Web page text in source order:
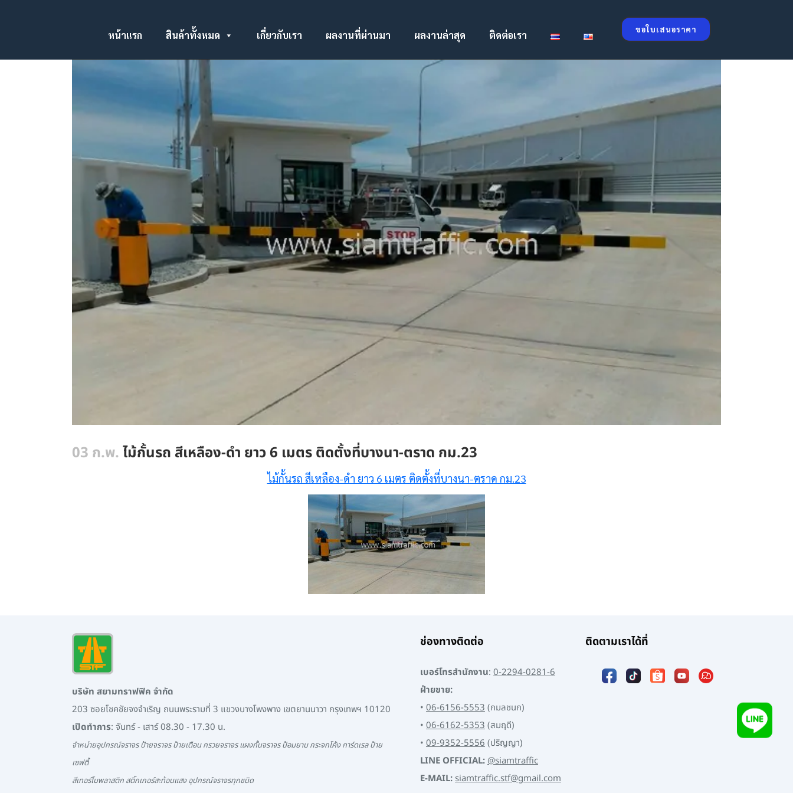
ขอใบเสนอราคา
หน้าแรก สินค้าทั้งหมด เกี่ยวกับเรา ผลงานที่ผ่านมา ผลงานล่าสุด ติดต่อเรา
03 ก.พ.ไม้กั้นรถ สีเหลือง-ดำ ยาว 6 เมตร ติดตั้งที่บางนา-ตราด กม.23
ไม้กั้นรถ สีเหลือง-ดำ ยาว 6 เมตร ติดตั้งที่บางนา-ตราด กม.23
บริษัท สยามทราฟฟิค จำกัด
203 ซอยโชคชัยจงจำเริญ ถนนพระรามที่ 3 แขวงบางโพงพาง เขตยานนาวา กรุงเทพฯ 10120
เปิดทำการ: จันทร์ - เสาร์ 08.30 - 17.30 น.
จำหน่ายอุปกรณ์จราจร ป้ายจราจร ป้ายเตือน กรวยจราจร แผงกั้นจราจร ป้อมยาม กระจกโค้ง การ์ดเรล ป้าย
เซฟตี้
สีเทอร์โมพลาสติก สติ๊กเกอร์สะท้อนแสง อุปกรณ์จราจรทุกชนิด
ช่องทางติดต่อ
เบอร์โทรสำนักงาน: 0-2294-0281-6
ฝ่ายขาย:
• 06-6156-5553(กมลชนก)
• 06-6162-5353(สมฤดี)
• 09-9352-5556(ปริญญา)
LINE OFFICIAL:@siamtraffic
E-MAIL:siamtraffic.stf@gmail.com
ติดตามเราได้ที่